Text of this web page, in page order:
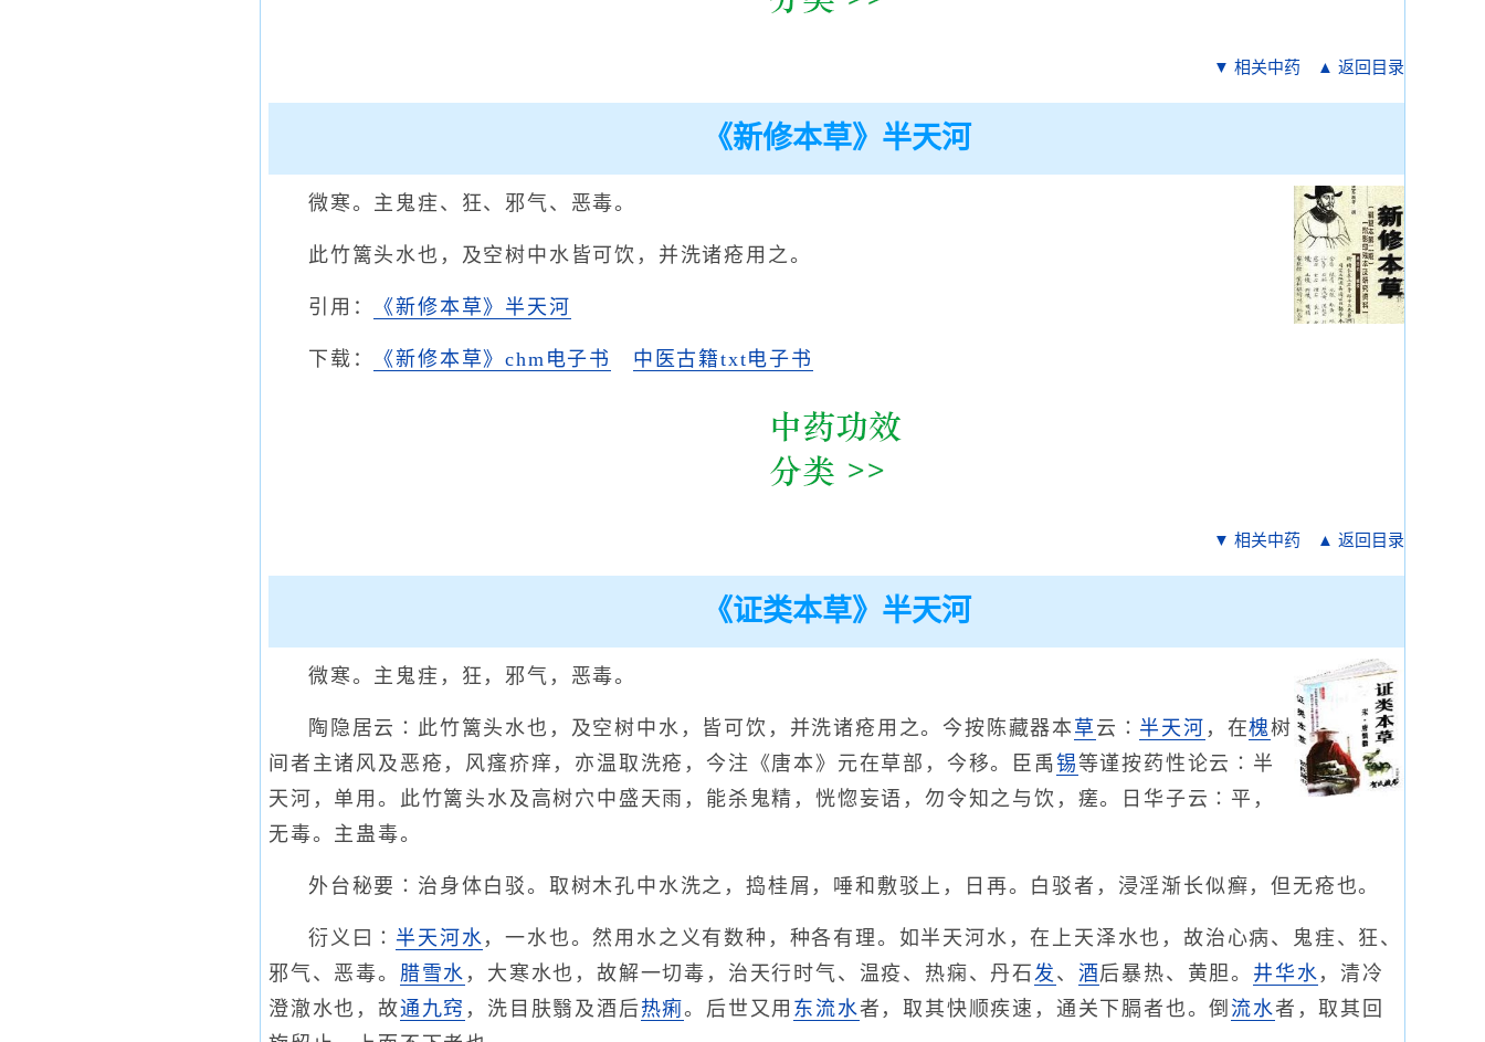
▼ 相关中药 ▲ 返回目录
《新修本草》半天河
微寒。主鬼疰、狂、邪气、恶毒。
此竹篱头水也，及空树中水皆可饮，并洗诸疮用之。
引用： 《新修本草》半天河
下载： 《新修本草》chm电子书 中医古籍txt电子书
▼ 相关中药 ▲ 返回目录
《证类本草》半天河
微寒。主鬼疰，狂，邪气，恶毒。
陶隐居云∶此竹篱头水也，及空树中水，皆可饮，并洗诸疮用之。今按陈藏器本草 云∶ 半天河 ，在槐树
间者主诸风及恶疮，风瘙疥痒，亦温取洗疮，今注《唐本》元在草部，今移。臣禹锡等谨按药性论云∶半
天河，单用。此竹篱头水及高树穴中盛天雨，能杀鬼精，恍惚妄语，勿令知之与饮，瘥。日华子云∶平，
无毒。主蛊毒。
外台秘要∶治身体白驳。取树木孔中水洗之，捣桂屑，唾和敷驳上，日再。白驳者，浸淫渐长似癣，但无疮也。
衍义曰∶ 半天河水 ，一水也。然用水之义有数种，种各有理。如半天河水，在上天泽水也，故治心病、鬼疰、狂、
邪气、恶毒。 腊雪水 ，大寒水也，故解一切毒，治天行时气、温疫、热痫、丹石发 、 酒后暴热、黄胆。 井华水 ，清冷
澄澈水也，故通九窍 ，洗目肤翳及酒后热痢。后世又用 东流水者，取其快顺疾速，通关下膈者也。倒 流水者，取其回